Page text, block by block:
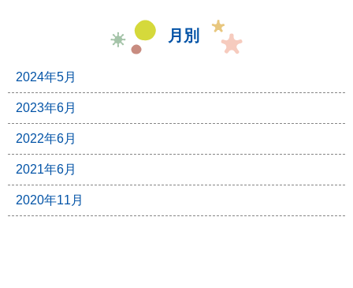
月別
2024年5月
2023年6月
2022年6月
2021年6月
2020年11月